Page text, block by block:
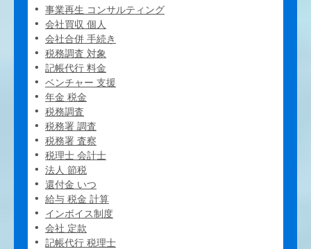
事業再生 コンサルティング
会社買収 個人
会社合併 手続き
税務調査 対象
記帳代行 料金
ベンチャー 支援
年金 税金
税務調査
税務署 調査
税務署 査察
税理士 会計士
法人 節税
還付金 いつ
給与 税金 計算
インボイス制度
会社 定款
記帳代行 税理士